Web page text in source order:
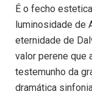
É o fecho
luminosidade de
eternidade de
valor perene que
testemunho da
dramática